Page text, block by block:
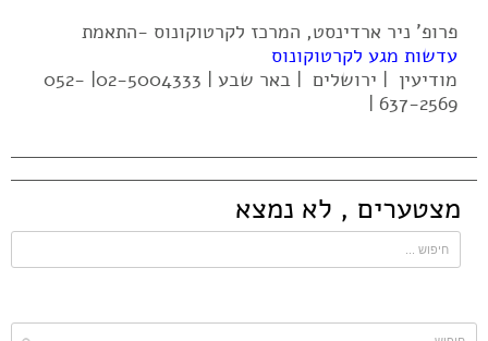
פרופ' ניר ארדינסט, המרכז לקרטוקונוס -התאמת
עדשות מגע לקרטוקונוס
מודיעין | ירושלים | באר שבע | 02-5004333| 052-
637-2569 |
מצטערים , לא נמצא